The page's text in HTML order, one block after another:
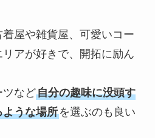
屋や雑貨屋、可愛いコー
アが好きで、開拓に励ん
ツなど自分の趣味に没頭す
うな場所を選ぶのも良い